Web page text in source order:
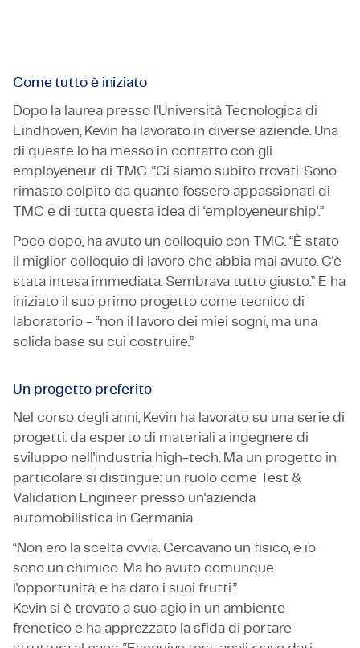
Come tutto è iniziato
Dopo la laurea presso l'Università Tecnologica di
Eindhoven, Kevin ha lavorato in diverse aziende. Una
di queste lo ha messo in contatto con gli
employeneur di TMC. “Ci siamo subito trovati. Sono
rimasto colpito da quanto fossero appassionati di
TMC e di tutta questa idea di ‘employeneurship’.”
Poco dopo, ha avuto un colloquio con TMC. “È stato
il miglior colloquio di lavoro che abbia mai avuto. C'è
stata intesa immediata. Sembrava tutto giusto.” E ha
iniziato il suo primo progetto come tecnico di
laboratorio - “non il lavoro dei miei sogni, ma una
solida base su cui costruire.”
Un progetto preferito
Nel corso degli anni, Kevin ha lavorato su una serie di
progetti: da esperto di materiali a ingegnere di
sviluppo nell'industria high-tech. Ma un progetto in
particolare si distingue: un ruolo come Test &
Validation Engineer presso un'azienda
automobilistica in Germania.
“Non ero la scelta ovvia. Cercavano un fisico, e io
sono un chimico. Ma ho avuto comunque
l'opportunità, e ha dato i suoi frutti.”
Kevin si è trovato a suo agio in un ambiente
frenetico e ha apprezzato la sfida di portare